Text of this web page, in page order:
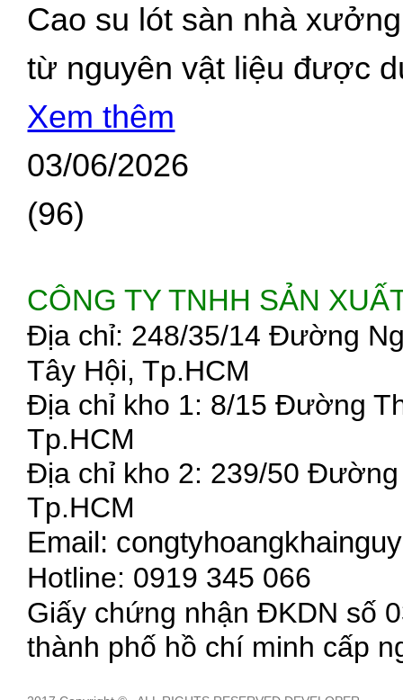
Cao su lót sàn nhà
từ nguyên vật liệu được
Xem thêm
03/06/2026
(96)
CÔNG TY TNHH SẢN
Địa chỉ: 248/35/14 Đường
Tây Hội, Tp.HCM
Địa chỉ kho 1: 8/15 Đường
Tp.HCM
Địa chỉ kho 2: 239/50
Tp.HCM
Email:
Hotline: 0919 345 066
Giấy chứng nhận ĐKDN số
thành phố hồ chí minh cấp